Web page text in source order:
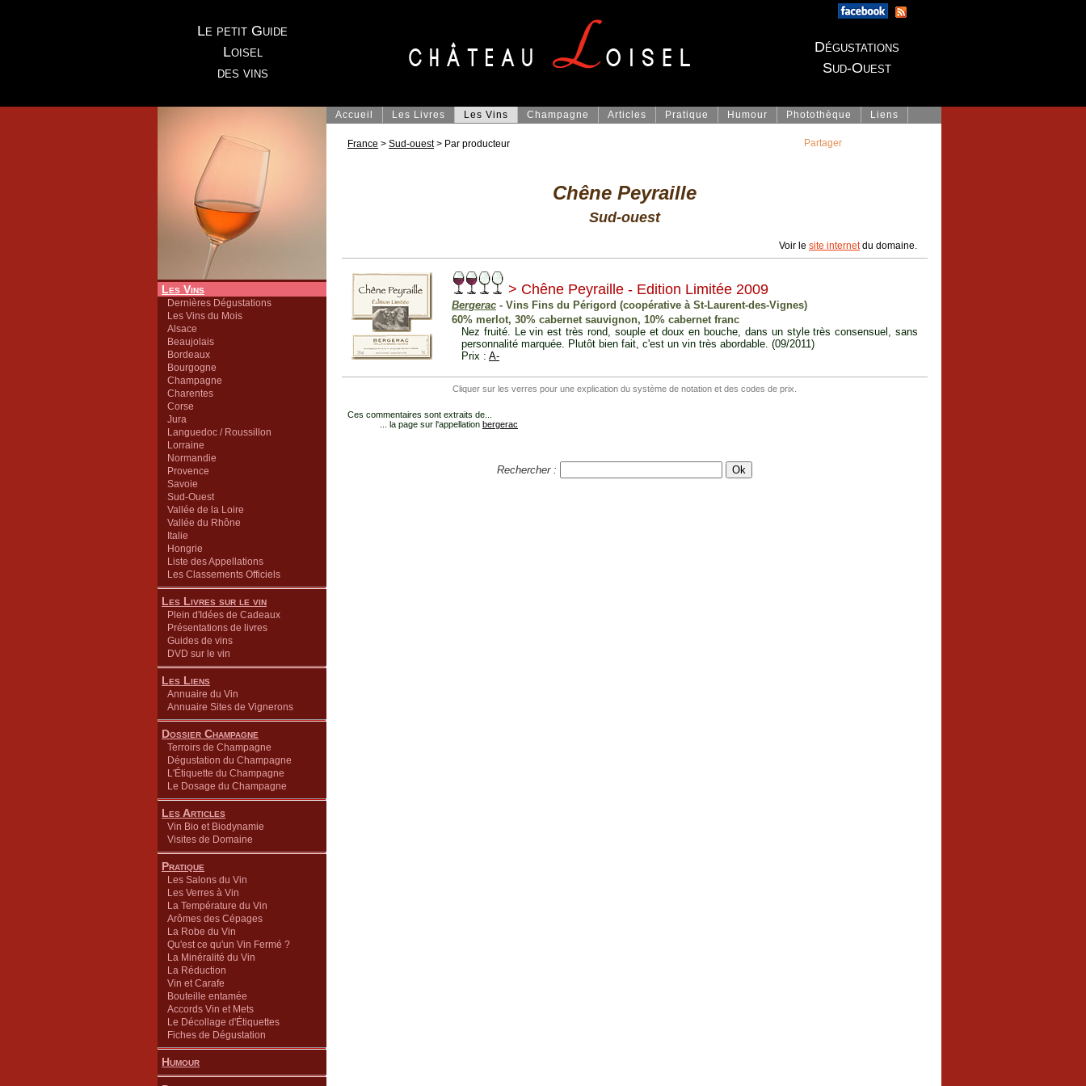
Le petit Guide
Loisel
des vins
Dégustations
Sud-Ouest
Les Vins
Dernières Dégustations
Les Vins du Mois
Alsace
Beaujolais
Bordeaux
Bourgogne
Champagne
Charentes
Corse
Jura
Languedoc / Roussillon
Lorraine
Normandie
Provence
Savoie
Sud-Ouest
Vallée de la Loire
Vallée du Rhône
Italie
Hongrie
Liste des Appellations
Les Classements Officiels
Les Livres sur le vin
Plein d'Idées de Cadeaux
Présentations de livres
Guides de vins
DVD sur le vin
Les Liens
Annuaire du Vin
Annuaire Sites de Vignerons
Dossier Champagne
Terroirs de Champagne
Dégustation du Champagne
L'Étiquette du Champagne
Le Dosage du Champagne
Les Articles
Vin Bio et Biodynamie
Visites de Domaine
Pratique
Les Salons du Vin
Les Verres à Vin
La Température du Vin
Arômes des Cépages
La Robe du Vin
Qu'est ce qu'un Vin Fermé ?
La Minéralité du Vin
La Réduction
Vin et Carafe
Bouteille entamée
Accords Vin et Mets
Le Décollage d'Étiquettes
Fiches de Dégustation
Humour
Accueil Les Livres Les Vins Champagne Articles Pratique Humour Photothèque Liens
France > Sud-ouest> Par producteur
Chêne Peyraille
Sud-ouest
Voir le site internetdu domaine.
> Chêne Peyraille - Edition Limitée 2009
Bergerac - Vins Fins du Périgord (coopérative à St-Laurent-des-Vignes)
60% merlot, 30% cabernet sauvignon, 10% cabernet franc
Nez fruité. Le vin est très rond, souple et doux en bouche, dans un style très consensuel, sans
personnalité marquée. Plutôt bien fait, c'est un vin très abordable. (09/2011)
Prix : A-
Cliquer sur les verres pour une explication du système de notation et des codes de prix.
Ces commentaires sont extraits de...
... la page sur l'appellation bergerac
Rechercher :
Partager